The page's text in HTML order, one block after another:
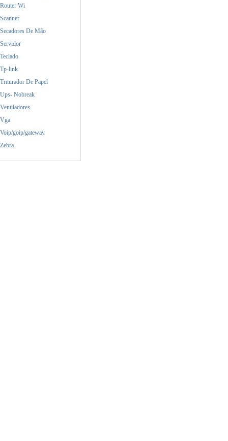
Router Wi
Scanner
Secadores De Mão
Servidor
Teclado
Tp-link
Triturador De Papel
Ups- Nobreak
Ventiladores
Vga
Voip/goip/gateway
Zebra